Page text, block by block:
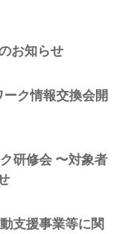
お知らせ
ク情報交換会開
研修会 〜対象者
⽀援事業等に関